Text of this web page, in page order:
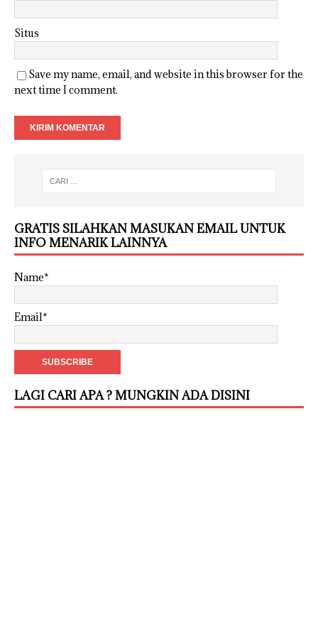
Situs
Save my name, email, and website in this browser for the
next time I comment.
GRATIS SILAHKAN MASUKAN EMAIL UNTUK
INFO MENARIK LAINNYA
Name*
Email*
LAGI CARI APA ? MUNGKIN ADA DISINI